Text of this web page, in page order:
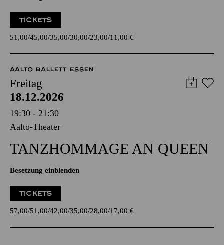
TICKETS
51,00 45,00 35,00 30,00 23,00 11,00 €
AALTO BALLETT ESSEN
Freitag
18.12.2026
19:30 - 21:30
Aalto-Theater
TANZ­HOMMAGE AN QUEEN
Besetzung einblenden
TICKETS
57,00 51,00 42,00 35,00 28,00 17,00 €